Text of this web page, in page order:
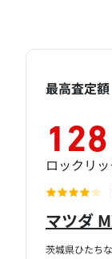
茨城県ひたち
マツダ
最高査定額
128
ロックリッ